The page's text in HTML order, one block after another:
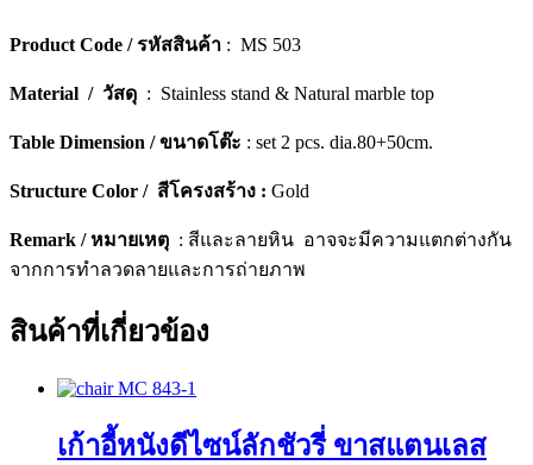
Product Code / รหัสสินค้า : MS 503
Material / วัสดุ : Stainless stand & Natural marble top
Table Dimension / ขนาดโต๊ะ : set 2 pcs. dia.80+50cm.
Structure Color / สีโครงสร้าง : Gold
Remark / หมายเหตุ : สีและลายหิน อาจจะมีความแตกต่างกัน
จากการทำลวดลายและการถ่ายภาพ
สินค้าที่เกี่ยวข้อง
เก้าอี้หนังดีไซน์ลักชัวรี่ ขาสแตนเลส